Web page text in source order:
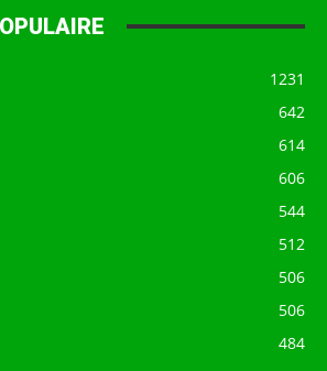
1231
642
614
606
544
512
506
506
484